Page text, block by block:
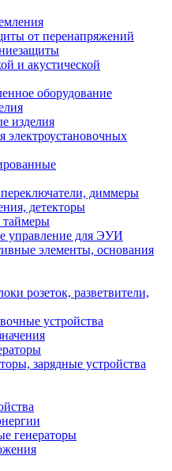
от перенапряжений
и акустической
оборудование
изделия
электроустановочных
диммеры
детекторы
таймеры
управление для ЭУИ
элементы, основания
розеток, разветвители,
устройства
зарядные устройства
генераторы